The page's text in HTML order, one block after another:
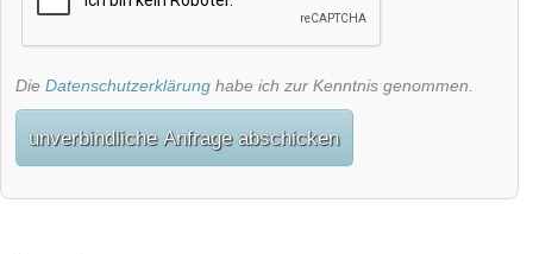
Die Datenschutzerklärung habe ich zur Kenntnis genommen.
unverbindliche Anfrage abschicken